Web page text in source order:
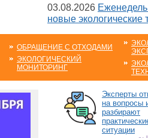
03.08.2026
новые экологические
ОБРАЩЕНИЕ С ОТХОДАМИ
ЭКОЛОГИЧЕСКИЙ
МОНИТОРИНГ
Эксперты
на вопросы
разбирают
ситуации